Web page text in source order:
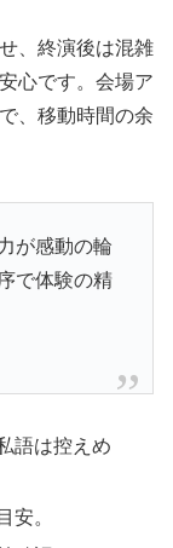
、終演後は混雑
心です。会場ア
、移動時間の余
が感動の輪
で体験の精
語は控えめ
安。